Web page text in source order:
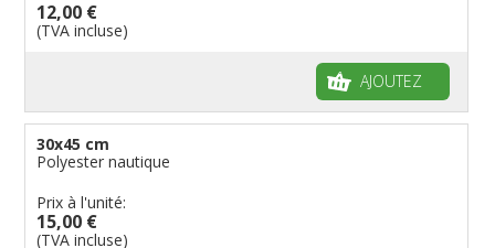
Régions reste du monde
Provinces néerlandaises
Cantons suisses
Drapeaux de courtoisie
Français
Drapeaux organisations internationales
Drapeaux publicitaires
Drapeaux groupes ethniques & nations non
Fanions personnalisés
Drapeaux à voile et à goutte
Drapeaux pirates
Drapeaux de table
12,00 €
(TVA incluse)
AJOUTEZ
30x45 cm
Polyester nautique
Prix à l'unité:
15,00 €
(TVA incluse)